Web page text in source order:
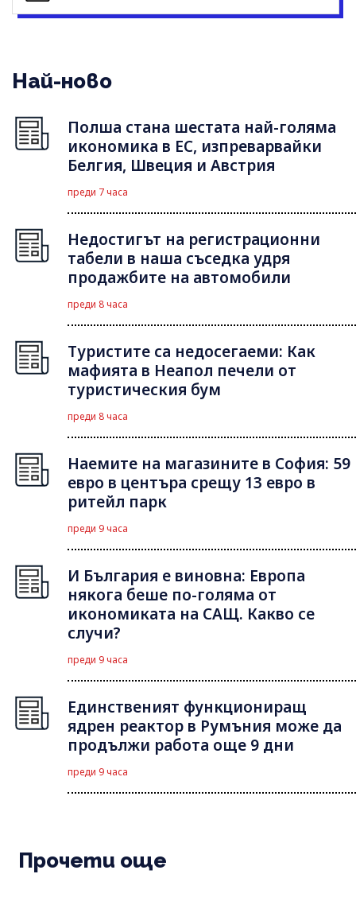
Най-ново
Полша стана шестата най-голяма
икономика в ЕС, изпреварвайки
Белгия, Швеция и Австрия
преди 7 часа
Недостигът на регистрационни
табели в наша съседка удря
продажбите на автомобили
преди 8 часа
Туристите са недосегаеми: Как
мафията в Неапол печели от
туристическия бум
преди 8 часа
Наемите на магазините в София: 59
евро в центъра срещу 13 евро в
ритейл парк
преди 9 часа
И България е виновна: Европа
някога беше по-голяма от
икономиката на САЩ. Какво се
случи?
преди 9 часа
Единственият функциониращ
ядрен реактор в Румъния може да
продължи работа още 9 дни
преди 9 часа
Прочети още